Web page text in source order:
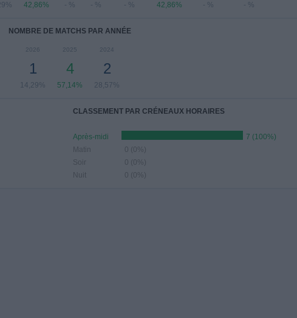
42,86% - % - % - % 42,86% - % - %
NOMBRE DE MATCHS PAR ANNÉE
2026
1
14,29%
2025
4
57,14%
2024
2
28,57%
CLASSEMENT PAR CRÉNEAUX HORAIRES
Après-midi
7 (100%)
Matin
0 (0%)
Soir
0 (0%)
Nuit
0 (0%)